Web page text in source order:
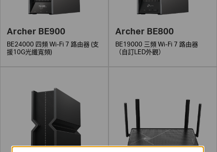
Archer BE900
BE24000 四頻 Wi-Fi 7 路由器 (支
援10G光纖寬頻)
Archer BE800
BE19000 三頻 Wi-Fi 7 路由器
（自訂LED外觀）